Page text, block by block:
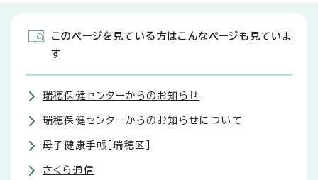
このページを見ている方はこんなページも見ていま
す
瑞穂保健センターからのお知らせ
瑞穂保健センターからのお知らせについて
母子健康手帳［瑞穂区］
さくら通信